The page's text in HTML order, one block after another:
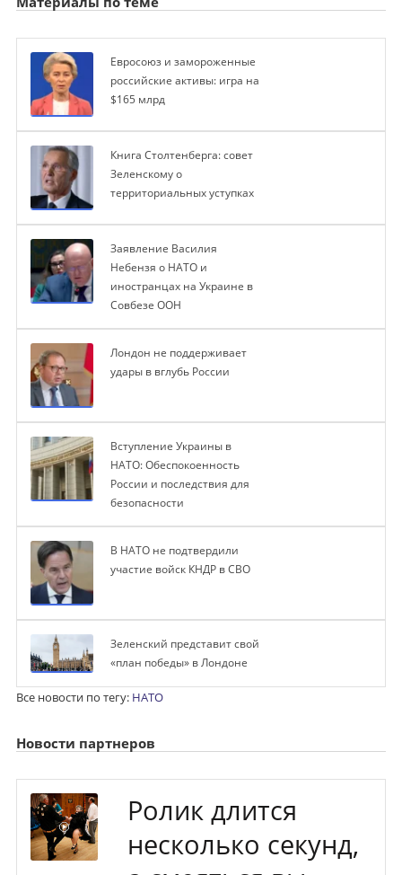
Евросоюз и замороженные
российские активы: игра на
$165 млрд
Книга Столтенберга: совет
Зеленскому о
территориальных уступках
Заявление Василия
Небензя о НАТО и
иностранцах на Украине в
Совбезе ООН
Лондон не поддерживает
удары в вглубь России
Вступление Украины в
НАТО: Обеспокоенность
России и последствия для
безопасности
В НАТО не подтвердили
участие войск КНДР в СВО
Зеленский представит свой
«план победы» в Лондоне
Все новости по тегу: НАТО
Новости партнеров
Ролик длится
несколько секунд,